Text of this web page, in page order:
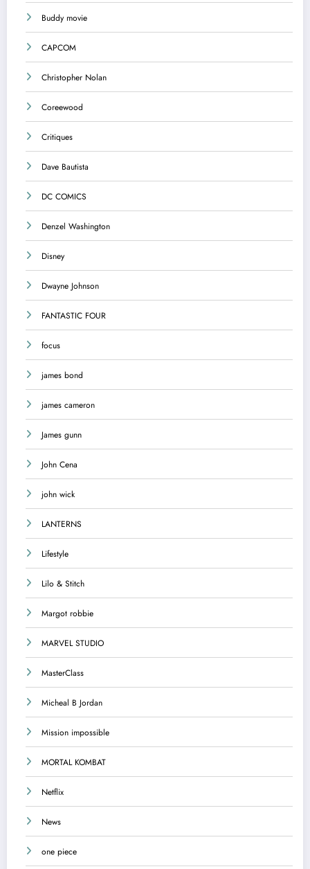
Buddy movie
CAPCOM
Christopher Nolan
Coreewood
Critiques
Dave Bautista
DC COMICS
Denzel Washington
Disney
Dwayne Johnson
FANTASTIC FOUR
focus
james bond
james cameron
James gunn
John Cena
john wick
LANTERNS
Lifestyle
Lilo & Stitch
Margot robbie
MARVEL STUDIO
MasterClass
Micheal B Jordan
Mission impossible
MORTAL KOMBAT
Netflix
News
one piece